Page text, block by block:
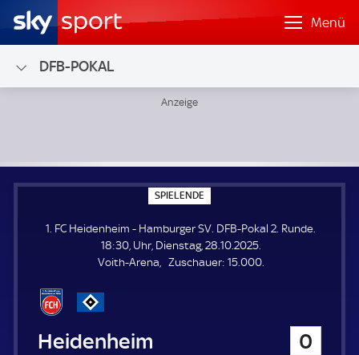
Menü
DFB-POKAL
SPIELENDE
P
E
L
E
N
1. FC Heidenheim - Hamburger SV. DFB-Pokal 2. Runde.
18:30, Uhr, Dienstag, 28.10.2025.
Voith-Arena
Zuschauer: Z
15.000.
1. FC Heidenheim 0